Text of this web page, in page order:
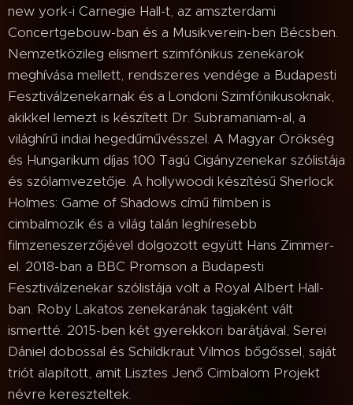
new york-i Carnegie Hall-t, az amszterdami
Concertgebouw-ban és a Musikverein-ben Bécsben.
Nemzetközileg elismert szimfónikus zenekarok
meghívása mellett, rendszeres vendége a Budapesti
Fesztiválzenekarnak és a Londoni Szimfónikusoknak,
akikkel lemezt is készített Dr. Subramaniam-al, a
világhírű indiai hegedűművésszel. A Magyar Örökség
és Hungarikum díjas 100 Tagú Cigányzenekar szólistája
és szólamvezetője. A hollywoodi készítésű Sherlock
Holmes: Game of Shadows című filmben is
cimbalmozik és a világ talán leghíresebb
filmzeneszerzőjével dolgozott együtt Hans Zimmer-
el. 2018-ban a BBC Promson a Budapesti
Fesztiválzenekar szólistája volt a Royal Albert Hall-
ban. Roby Lakatos zenekarának tagjaként vált
ismertté. 2015-ben két gyerekkori barátjával, Serei
Dániel dobossal és Schildkraut Vilmos bőgőssel, saját
triót alapított, amit Lisztes Jenő Cimbalom Projekt
névre kereszteltek.